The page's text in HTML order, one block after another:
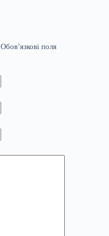
Обов’язкові поля